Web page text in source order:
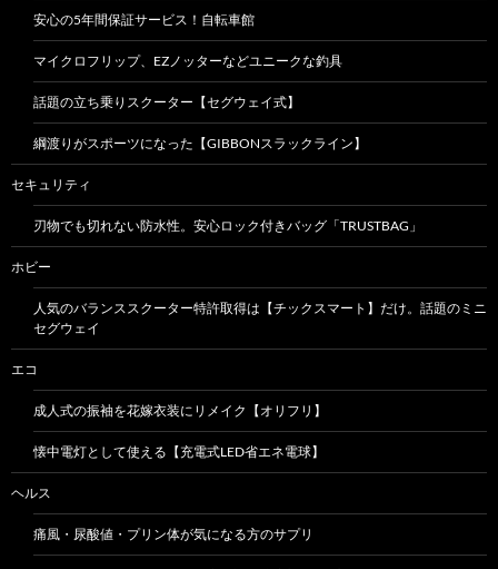
安心の5年間保証サービス！自転車館
マイクロフリップ、EZノッターなどユニークな釣具
話題の立ち乗りスクーター【セグウェイ式】
綱渡りがスポーツになった【GIBBONスラックライン】
セキュリティ
刃物でも切れない防水性。安心ロック付きバッグ「TRUSTBAG」
ホビー
人気のバランススクーター特許取得は【チックスマート】だけ。話題のミニ
セグウェイ
エコ
成人式の振袖を花嫁衣装にリメイク【オリフリ】
懐中電灯として使える【充電式LED省エネ電球】
ヘルス
痛風・尿酸値・プリン体が気になる方のサプリ